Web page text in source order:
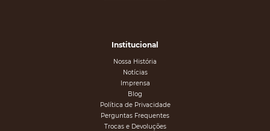
Institucional
Nossa História
Notícias
Imprensa
Blog
Política de Privacidade
Perguntas Frequentes
Trocas e Devoluções